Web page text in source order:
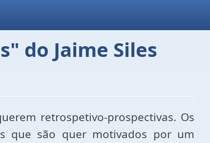
do Jaime Siles
retrospetivo-prospectivas. Os
que são quer motivados por um